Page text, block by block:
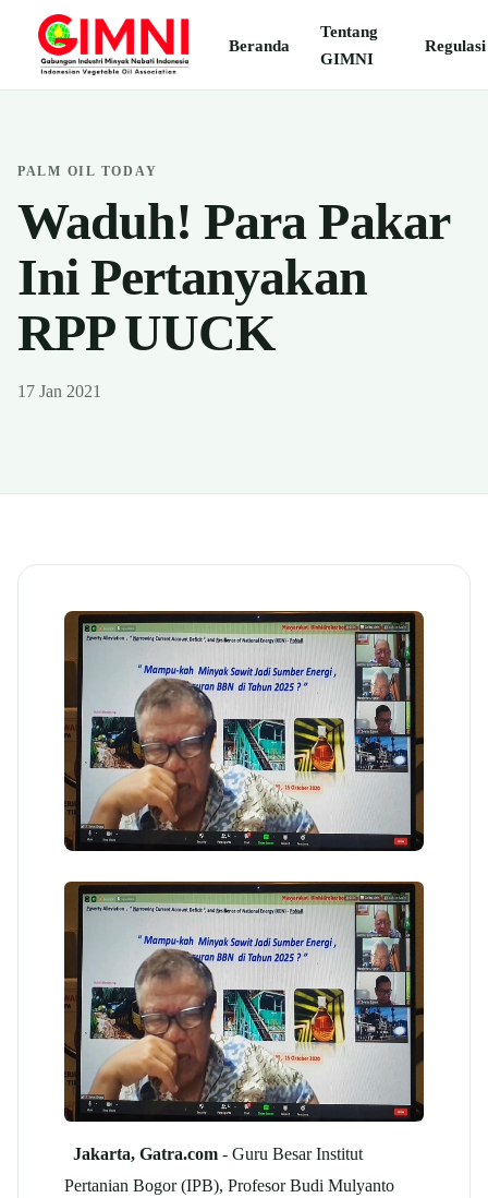
Beranda
Tentang
GIMNI
Regulasi
PALM OIL TODAY
Waduh! Para Pakar
Ini Pertanyakan
RPP UUCK
17 Jan 2021
Jakarta, Gatra.com - Guru Besar Institut
Pertanian Bogor (IPB), Profesor Budi Mulyanto